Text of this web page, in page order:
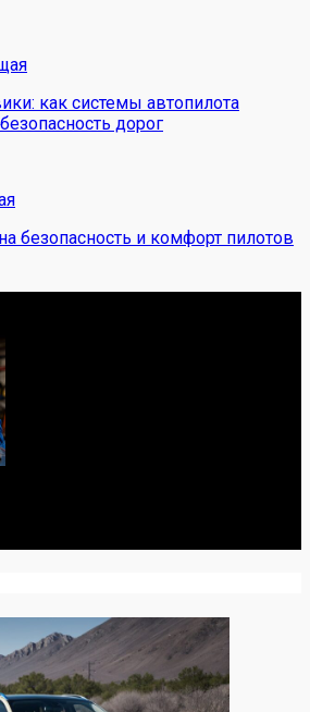
как системы автопилота
дорог
безопасность и комфорт пилотов